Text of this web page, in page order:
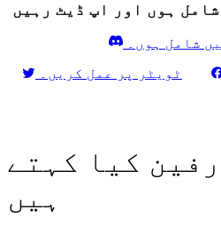
شامل ہوں۔
ٹویٹر پر عمل کریں۔
کیا کہتے
ہیں